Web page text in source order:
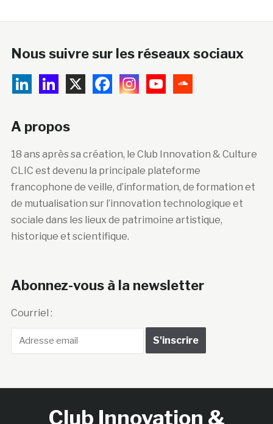
Nous suivre sur les réseaux sociaux
A propos
18 ans après sa création, le Club Innovation & Culture
CLIC est devenu la principale plateforme
francophone de veille, d’information, de formation et
de mutualisation sur l’innovation technologique et
sociale dans les lieux de patrimoine artistique,
historique et scientifique.
Abonnez-vous à la newsletter
Courriel :
Club Innovation &